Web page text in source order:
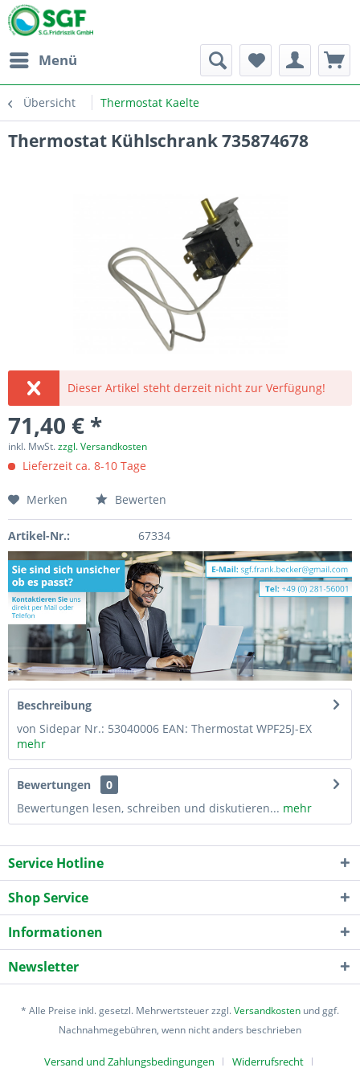
Menü
Übersicht Thermostat Kaelte
Thermostat Kühlschrank 735874678
Dieser Artikel steht derzeit nicht zur Verfügung!
71,40 € *
inkl. MwSt.zzgl. Versandkosten
Lieferzeit ca. 8-10 Tage
Merken Bewerten
Artikel-Nr.: 67334
Beschreibung
von Sidepar Nr.: 53040006 EAN: Thermostat WPF25J-EX
mehr
Bewertungen
0
Bewertungen lesen, schreiben und diskutieren... mehr
Service Hotline
Shop Service
Informationen
Newsletter
* Alle Preise inkl. gesetzl. Mehrwertsteuer zzgl.Versandkosten und ggf.
Nachnahmegebühren, wenn nicht anders beschrieben
Versand und Zahlungsbedingungen Widerrufsrecht